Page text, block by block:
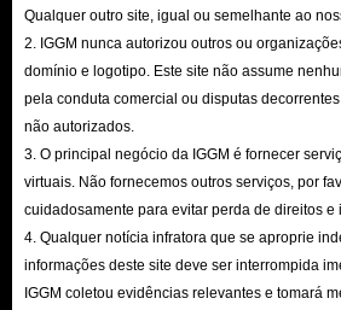
Qualquer outro site, igual ou semelhante ao
2. IGGM nunca autorizou outros ou
domínio e logotipo. Este site não assume
pela conduta comercial ou disputas
não autorizados.
3. O principal negócio da IGGM é fornecer
virtuais. Não fornecemos outros serviços, por
cuidadosamente para evitar perda de direitos e
4. Qualquer notícia infratora que se aproprie
informações deste site deve ser interrompida
IGGM coletou evidências relevantes e tomará